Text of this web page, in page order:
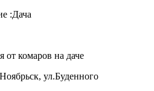
:Дача
от комаров на даче
ул.Буденного